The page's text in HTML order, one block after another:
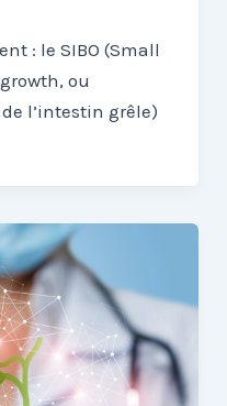
: le SIBO (Small
ou
l’intestin grêle)